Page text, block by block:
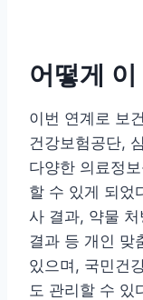
어떻게
이번 연계로 보
건강보험공단,
다양한 의료정
할 수 있게 되었
사 결과, 약물
결과 등 개인 맞
있으며, 국민건
도 관리할 수 있